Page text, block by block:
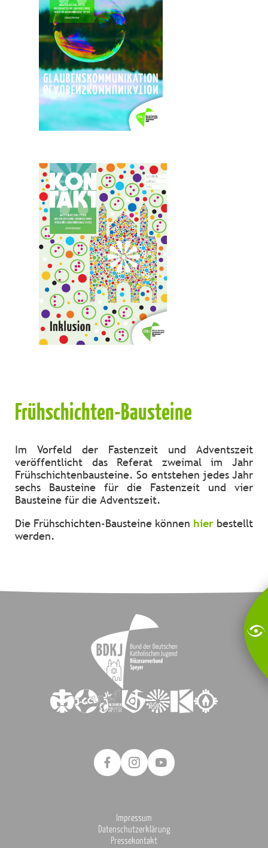
Frühschichten-Bausteine
Im Vorfeld der Fastenzeit und Adventszeit
veröffentlicht das Referat zweimal im Jahr
Frühschichtenbausteine. So entstehen jedes Jahr
sechs Bausteine für die Fastenzeit und vier
Bausteine für die Adventszeit.
Die Frühschichten-Bausteine können hier bestellt
werden.
Impressum
Datenschutzerklärung
Pressekontakt